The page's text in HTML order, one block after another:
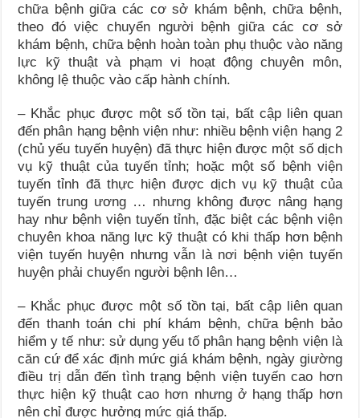
chữa bệnh giữa các cơ sở khám bệnh, chữa bệnh,
theo đó việc chuyển người bệnh giữa các cơ sở
khám bệnh, chữa bệnh hoàn toàn phụ thuộc vào năng
lực kỹ thuật và phạm vi hoạt động chuyên môn,
không lệ thuộc vào cấp hành chính.
– Khắc phục được một số tồn tại, bất cập liên quan
đến phân hạng bệnh viện như: nhiều bệnh viện hạng 2
(chủ yếu tuyến huyện) đã thực hiện được một số dịch
vụ kỹ thuật của tuyến tỉnh; hoặc một số bệnh viện
tuyến tỉnh đã thực hiện được dịch vụ kỹ thuật của
tuyến trung ương … nhưng không được nâng hạng
hay như bệnh viện tuyến tỉnh, đặc biệt các bệnh viện
chuyên khoa năng lực kỹ thuật có khi thấp hơn bệnh
viện tuyến huyện nhưng vẫn là nơi bệnh viện tuyến
huyện phải chuyển người bệnh lên…
– Khắc phục được một số tồn tại, bất cập liên quan
đến thanh toán chi phí khám bệnh, chữa bệnh bảo
hiểm y tế như: sử dụng yếu tố phân hạng bệnh viện là
căn cứ để xác định mức giá khám bệnh, ngày giường
điều trị dẫn đến tình trạng bệnh viện tuyến cao hơn
thực hiện kỹ thuật cao hơn nhưng ở hạng thấp hơn
nên chỉ được hưởng mức giá thấp.